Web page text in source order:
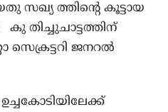
സഖ്യ ത്തിന്റെ കൂട്ടായ
തിച്ചുചാട്ടത്തിന്
സെക്രട്ടറി ജനറൽ